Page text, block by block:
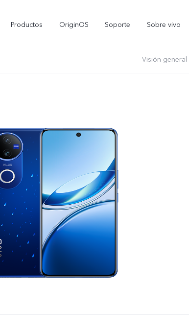
Productos OriginOS Soporte Sobre vivo
Visión general